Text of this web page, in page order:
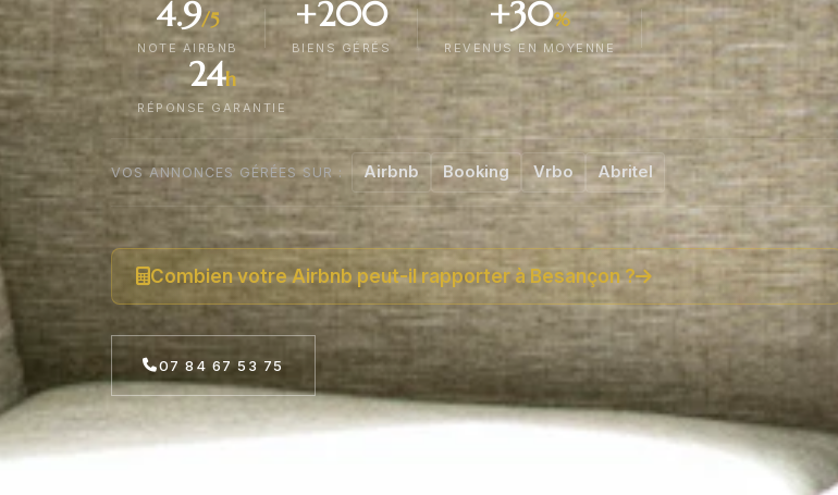
4.9/5
NOTE AIRBNB
+200
BIENS GÉRÉS
+30%
REVENUS EN MOYENNE
24h
RÉPONSE GARANTIE
VOS ANNONCES GÉRÉES SUR : Airbnb Booking Vrbo Abritel
Combien votre Airbnb peut-il rapporter à Besançon ?
07 84 67 53 75